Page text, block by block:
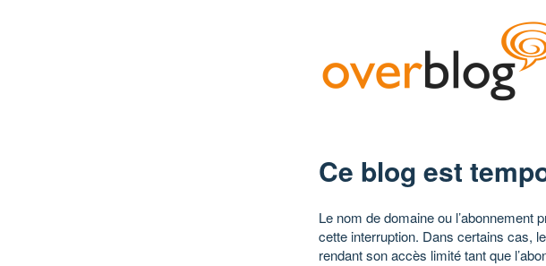
Ce blog est
Le nom de domaine ou l’abonnement
cette interruption. Dans certains cas,
rendant son accès limité tant que